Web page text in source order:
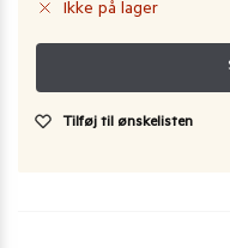
Ikke på lager
Tilføj til ønskelisten